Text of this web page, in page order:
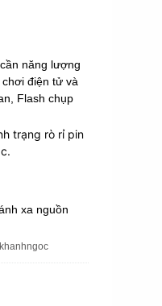
năng lượng
điện tử và
Flash chụp
trạng rò rỉ pin
xa nguồn